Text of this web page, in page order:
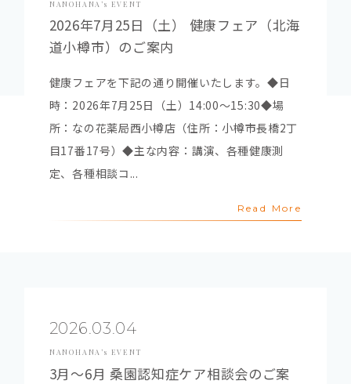
NANOHANA’s EVENT
2026年7月25日（土） 健康フェア（北海
道小樽市）のご案内
健康フェアを下記の通り開催いたします。◆日
時：2026年7月25日（土）14:00～15:30◆場
所：なの花薬局西小樽店（住所：小樽市長橋2丁
目17番17号）◆主な内容：講演、各種健康測
定、各種相談コ...
Read More
2026.03.04
NANOHANA’s EVENT
3月～6月 桑園認知症ケア相談会のご案